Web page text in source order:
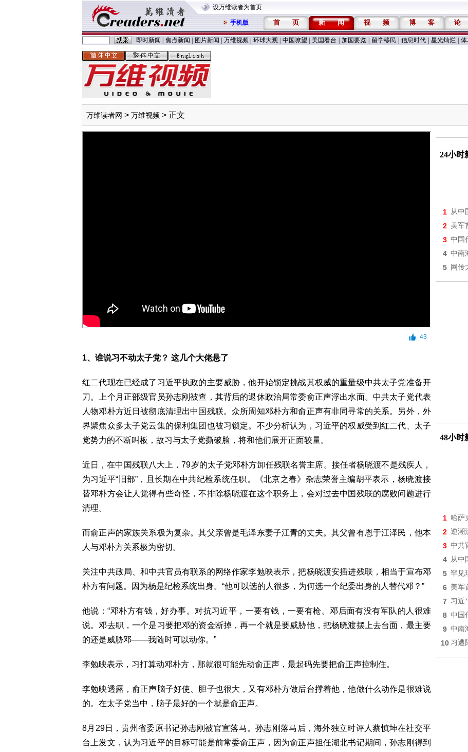
设万维读者为首页
手机版 首 页 新 闻 视 频 博 客 论
即时新闻 焦点新闻 图片新闻 万维视频 环球大观 中国嘹望 美国看台 加国要览 留学移民 信息时代 星光灿烂 体
万维读者网 > 万维视频 > 正文
43
1、谁说习不动太子党？ 这几个大佬悬了
红二代现在已经成了习近平执政的主要威胁，他开始锁定挑战其权威的重量级中共太子党准备开
刀。上个月正部级官员孙志刚被查，其背后的退休政治局常委俞正声浮出水面。中共太子党代表
人物邓朴方近日被彻底清理出中国残联。众所周知邓朴方和俞正声有非同寻常的关系。另外，外
界聚焦众多太子党云集的保利集团也被习锁定。不少分析认为，习近平的权威受到红二代、太子
党势力的不断叫板，故习与太子党撕破脸，将和他们展开正面较量。
近日，在中国残联八大上，79岁的太子党邓朴方卸任残联名誉主席。接任者杨晓渡不是残疾人，
为习近平“旧部”，且长期在中共纪检系统任职。《北京之春》杂志荣誉主编胡平表示，杨晓渡接
替邓朴方会让人觉得有些奇怪，不排除杨晓渡在这个职务上，会对过去中国残联的腐败问题进行
清理。
而俞正声的家族关系极为复杂。其父亲曾是毛泽东妻子江青的丈夫。其父曾有恩于江泽民，他本
人与邓朴方关系极为密切。
关注中共政局、和中共官员有联系的网络作家李勉映表示，把杨晓渡安插进残联，相当于宣布邓
朴方有问题。因为杨是纪检系统出身。“他可以选的人很多，为何选一个纪委出身的人替代邓？”
他说：“邓朴方有钱，好办事。对抗习近平，一要有钱，一要有枪。邓后面有没有军队的人很难
说。邓去职，一个是习要把邓的资金断掉，再一个就是要威胁他，把杨晓渡摆上去台面，最主要
的还是威胁邓——我随时可以动你。”
李勉映表示，习打算动邓朴方，那就很可能先动俞正声，最起码先要把俞正声控制住。
李勉映透露，俞正声脑子好使、胆子也很大，又有邓朴方做后台撑着他，他做什么动作是很难说
的。在太子党当中，脑子最好的一个就是俞正声。
8月29日，贵州省委原书记孙志刚被官宣落马。孙志刚落马后，海外独立时评人蔡慎坤在社交平
台上发文，认为习近平的目标可能是前常委俞正声，因为俞正声担任湖北书记期间，孙志刚得到
24小时
1 从中
2 美军
3 中国
4 中南
5 网传
48小时
1 哈萨
2 逆潮
3 中共
4 从中
5 罕见
6 美军
7 习近
8 中国
9 中南
10 习遭